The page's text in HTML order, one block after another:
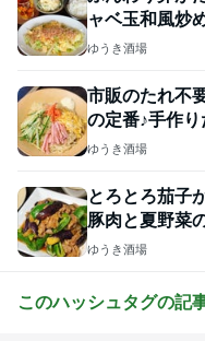
ャベ玉和風炒
ゆうき酒場
市販のたれ不
の定番♪手作り
ゆうき酒場
とろとろ茄子
豚肉と夏野菜
ゆうき酒場
このハッシュタグの記